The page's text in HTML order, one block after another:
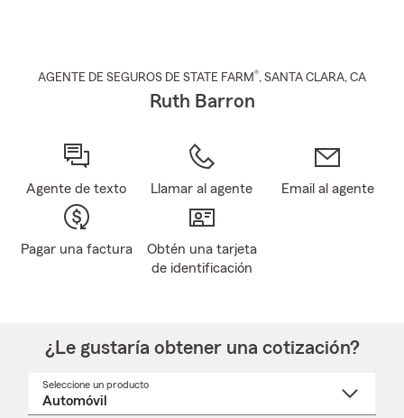
AGENTE DE SEGUROS DE STATE FARM®, SANTA CLARA, CA
Ruth Barron
Agente de texto Llamar al agente Email al agente
Pagar una factura
Obtén una tarjeta
de identificación
¿Le gustaría obtener una cotización?
Seleccione un producto